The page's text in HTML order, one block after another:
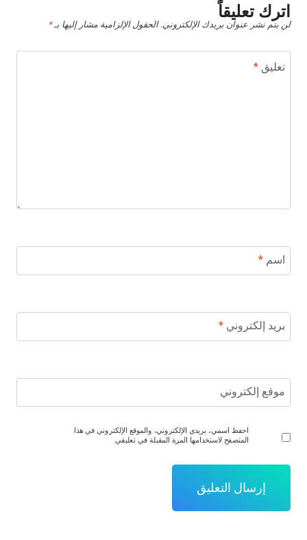
اترك تعليقاً
لن يتم نشر عنوان بريدك الإلكتروني. الحقول الإلزامية مشار إليها بـ*
تعليق *
اسم *
بريد إلكتروني *
موقع إلكتروني
احفظ اسمي، بريدي الإلكتروني، والموقع الإلكتروني في هذا
المتصفح لاستخدامها المرة المقبلة في تعليقي.